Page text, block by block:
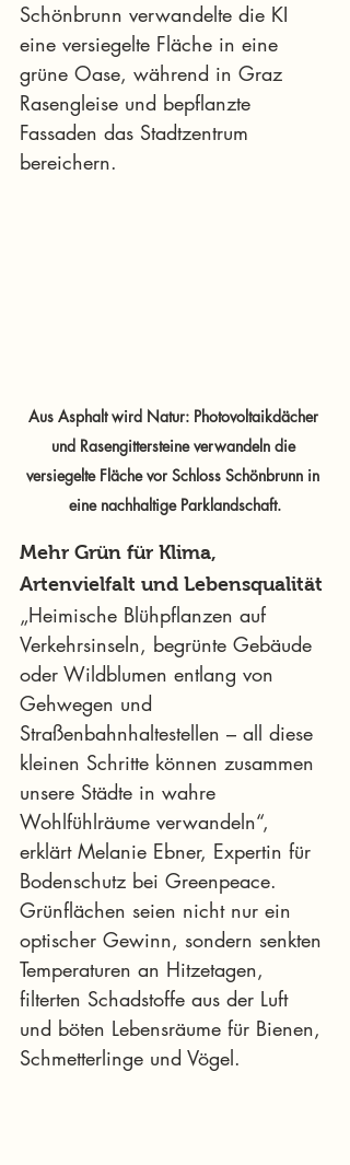
Schönbrunn verwandelte die KI
eine versiegelte Fläche in eine
grüne Oase, während in Graz
Rasengleise und bepflanzte
Fassaden das Stadtzentrum
bereichern.
Aus Asphalt wird Natur: Photovoltaikdächer
und Rasengittersteine verwandeln die
versiegelte Fläche vor Schloss Schönbrunn in
eine nachhaltige Parklandschaft.
Mehr Grün für Klima,
Artenvielfalt und Lebensqualität
„Heimische Blühpflanzen auf
Verkehrsinseln, begrünte Gebäude
oder Wildblumen entlang von
Gehwegen und
Straßenbahnhaltestellen – all diese
kleinen Schritte können zusammen
unsere Städte in wahre
Wohlfühlräume verwandeln“,
erklärt Melanie Ebner, Expertin für
Bodenschutz bei Greenpeace.
Grünflächen seien nicht nur ein
optischer Gewinn, sondern senkten
Temperaturen an Hitzetagen,
filterten Schadstoffe aus der Luft
und böten Lebensräume für Bienen,
Schmetterlinge und Vögel.